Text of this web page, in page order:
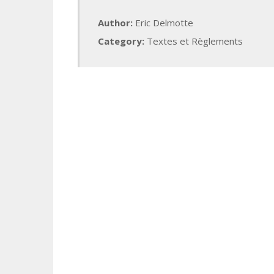
Author: Eric Delmotte
Category: Textes et Règlements